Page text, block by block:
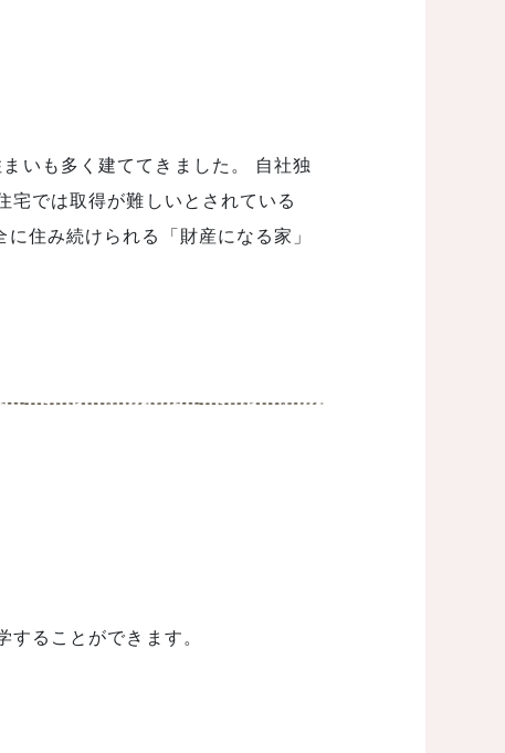
いも多く建ててきました。 自社独
では取得が難しいとされている
住み続けられる「財産になる家」
ることができます。